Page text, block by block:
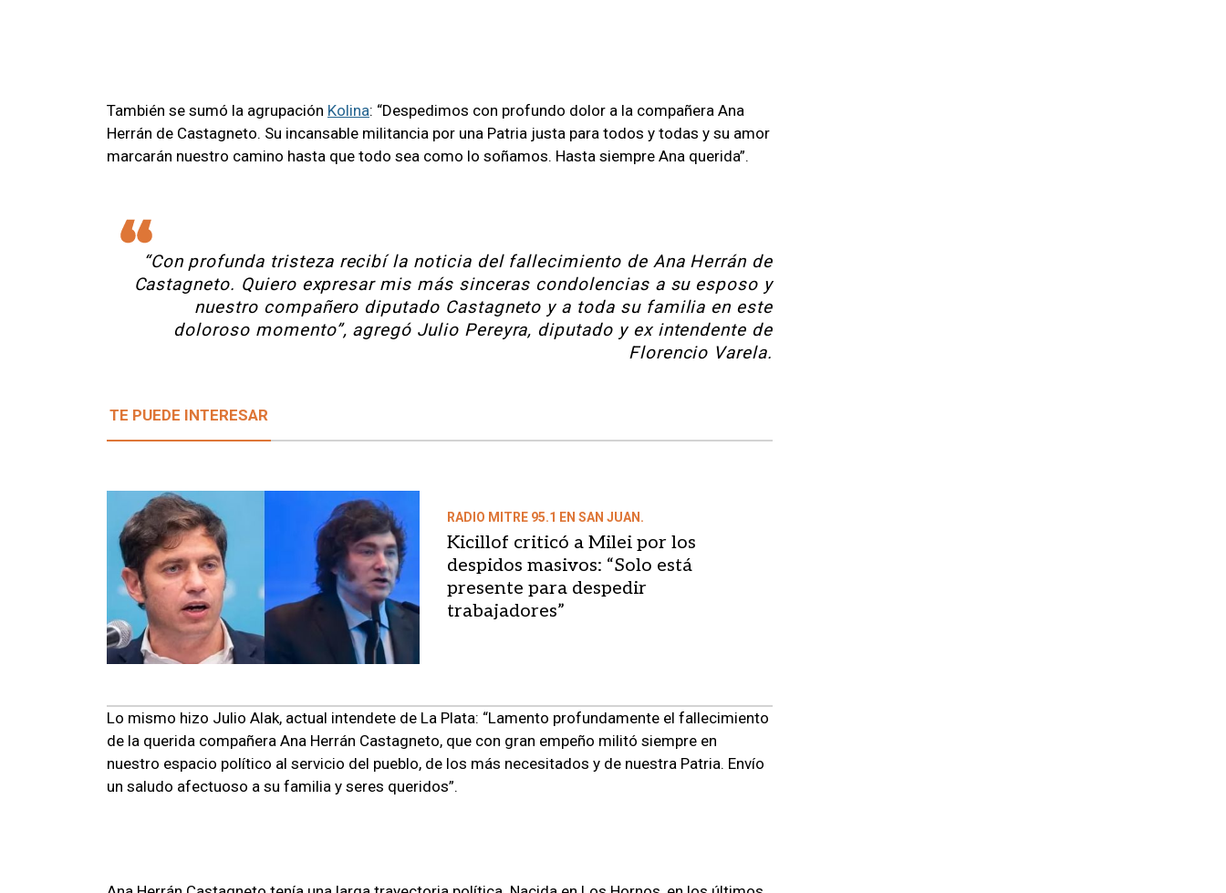
También se sumó la agrupación Kolina: “Despedimos con profundo dolor a la compañera Ana
Herrán de Castagneto. Su incansable militancia por una Patria justa para todos y todas y su amor
marcarán nuestro camino hasta que todo sea como lo soñamos. Hasta siempre Ana querida”.
“Con profunda tristeza recibí la noticia del fallecimiento de Ana Herrán de
Castagneto. Quiero expresar mis más sinceras condolencias a su esposo y
nuestro compañero diputado Castagneto y a toda su familia en este
doloroso momento”, agregó Julio Pereyra, diputado y ex intendente de
Florencio Varela.
TE PUEDE INTERESAR
RADIO MITRE 95.1 EN SAN JUAN.
Kicillof criticó a Milei por los
despidos masivos: “Solo está
presente para despedir
trabajadores”
Lo mismo hizo Julio Alak, actual intendete de La Plata: “Lamento profundamente el fallecimiento
de la querida compañera Ana Herrán Castagneto, que con gran empeño militó siempre en
nuestro espacio político al servicio del pueblo, de los más necesitados y de nuestra Patria. Envío
un saludo afectuoso a su familia y seres queridos”.